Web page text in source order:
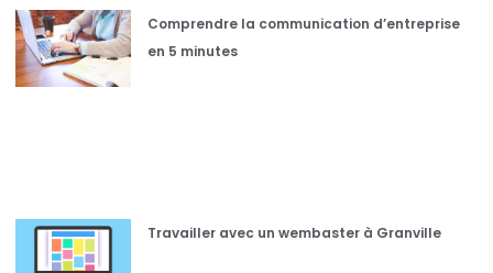
Comprendre la communication d’entreprise
en 5 minutes
Travailler avec un wembaster à Granville